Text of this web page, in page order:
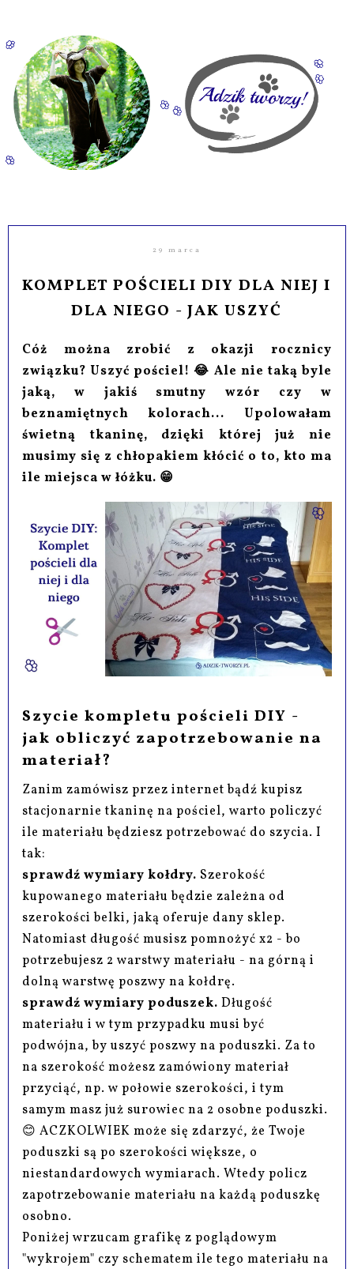
29 marca
KOMPLET POŚCIELI DIY DLA NIEJ I
DLA NIEGO - JAK USZYĆ
Cóż można zrobić z okazji rocznicy
związku? Uszyć pościel! 😂 Ale nie taką byle
jaką, w jakiś smutny wzór czy w
beznamiętnych kolorach... Upolowałam
świetną tkaninę, dzięki której już nie
musimy się z chłopakiem kłócić o to, kto ma
ile miejsca w łóżku. 😁
Szycie kompletu pościeli DIY -
jak obliczyć zapotrzebowanie na
materiał?
Zanim zamówisz przez internet bądź kupisz
stacjonarnie tkaninę na pościel, warto policzyć
ile materiału będziesz potrzebować do szycia. I
tak:
sprawdź wymiary kołdry. Szerokość
kupowanego materiału będzie zależna od
szerokości belki, jaką oferuje dany sklep.
Natomiast długość musisz pomnożyć x2 - bo
potrzebujesz 2 warstwy materiału - na górną i
dolną warstwę poszwy na kołdrę.
sprawdź wymiary poduszek. Długość
materiału i w tym przypadku musi być
podwójna, by uszyć poszwy na poduszki. Za to
na szerokość możesz zamówiony materiał
przyciąć, np. w połowie szerokości, i tym
samym masz już surowiec na 2 osobne poduszki.
😊 ACZKOLWIEK może się zdarzyć, że Twoje
poduszki są po szerokości większe, o
niestandardowych wymiarach. Wtedy policz
zapotrzebowanie materiału na każdą poduszkę
osobno.
Poniżej wrzucam grafikę z poglądowym
"wykrojem" czy schematem ile tego materiału na